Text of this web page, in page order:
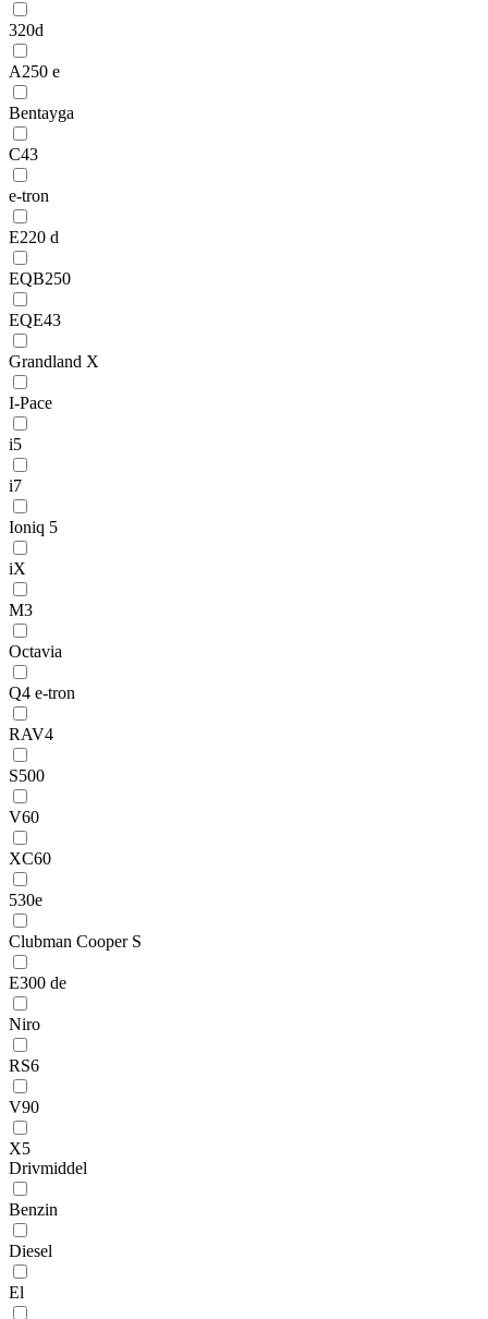
320d
A250 e
Bentayga
C43
e-tron
E220 d
EQB250
EQE43
Grandland X
I-Pace
i5
i7
Ioniq 5
iX
M3
Octavia
Q4 e-tron
RAV4
S500
V60
XC60
530e
Clubman Cooper S
E300 de
Niro
RS6
V90
X5
Drivmiddel
Benzin
Diesel
El